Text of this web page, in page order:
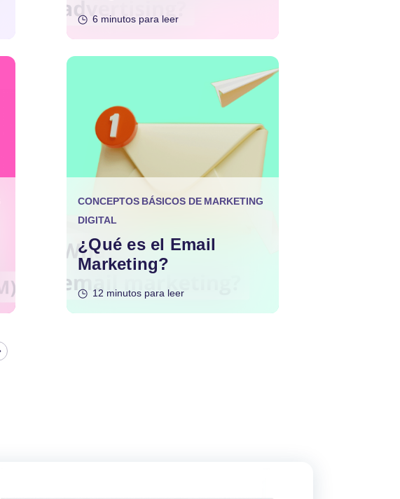
6 minutos para leer
CONCEPTOS BÁSICOS DE MARKETING
DIGITAL
¿Qué es el Email
Marketing?
12 minutos para leer